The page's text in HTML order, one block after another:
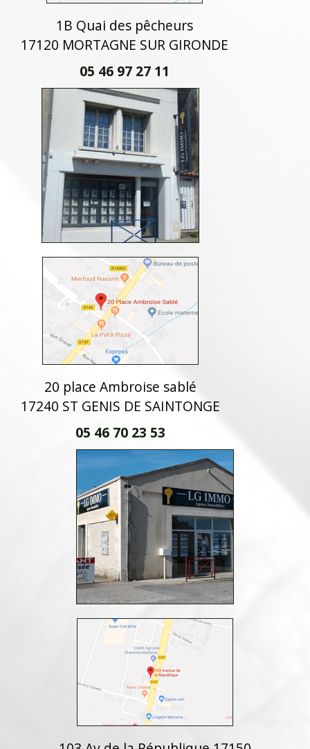
1B Quai des pêcheurs
17120 MORTAGNE SUR GIRONDE
05 46 97 27 11
20 place Ambroise sablé
17240 ST GENIS DE SAINTONGE
05 46 70 23 53